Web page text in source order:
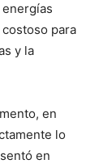
para
y la
en
lo
en